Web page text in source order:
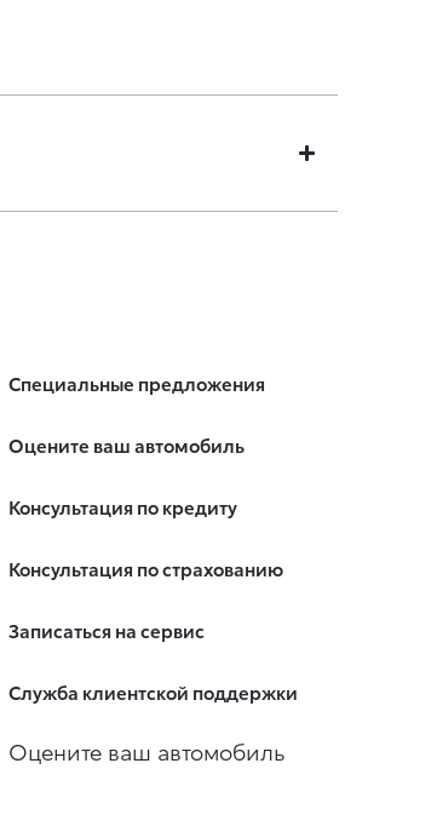
Специальные предложения
Оцените ваш автомобиль
Консультация по кредиту
Консультация по страхованию
Записаться на сервис
Служба клиентской поддержки
Оцените ваш автомобиль